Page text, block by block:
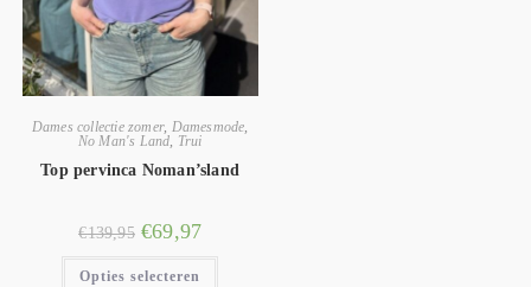
Dames collectie zomer, Damesmode
No Man's Land Trui
Top pervinca Noman’sland
€139,95 €69,97
Opties selecteren